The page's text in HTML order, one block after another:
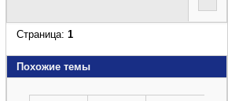
Страница:1
Похожие темы